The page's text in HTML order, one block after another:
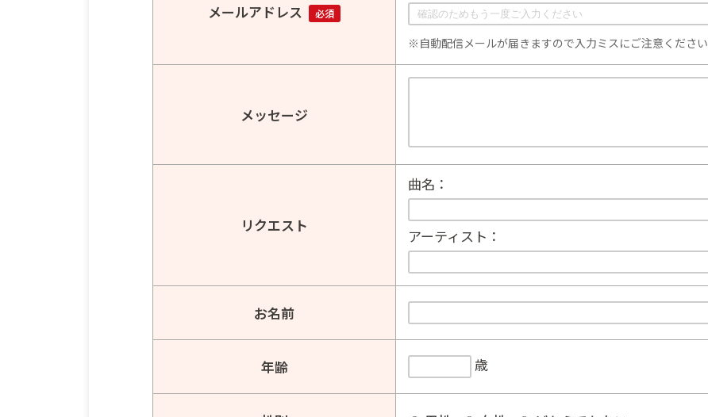
メールアドレス 必須
※自動配信メールが届きますので入力ミスにご注意ください
メッセージ
リクエスト
曲名：
アーティスト：
お名前
年齢 歳